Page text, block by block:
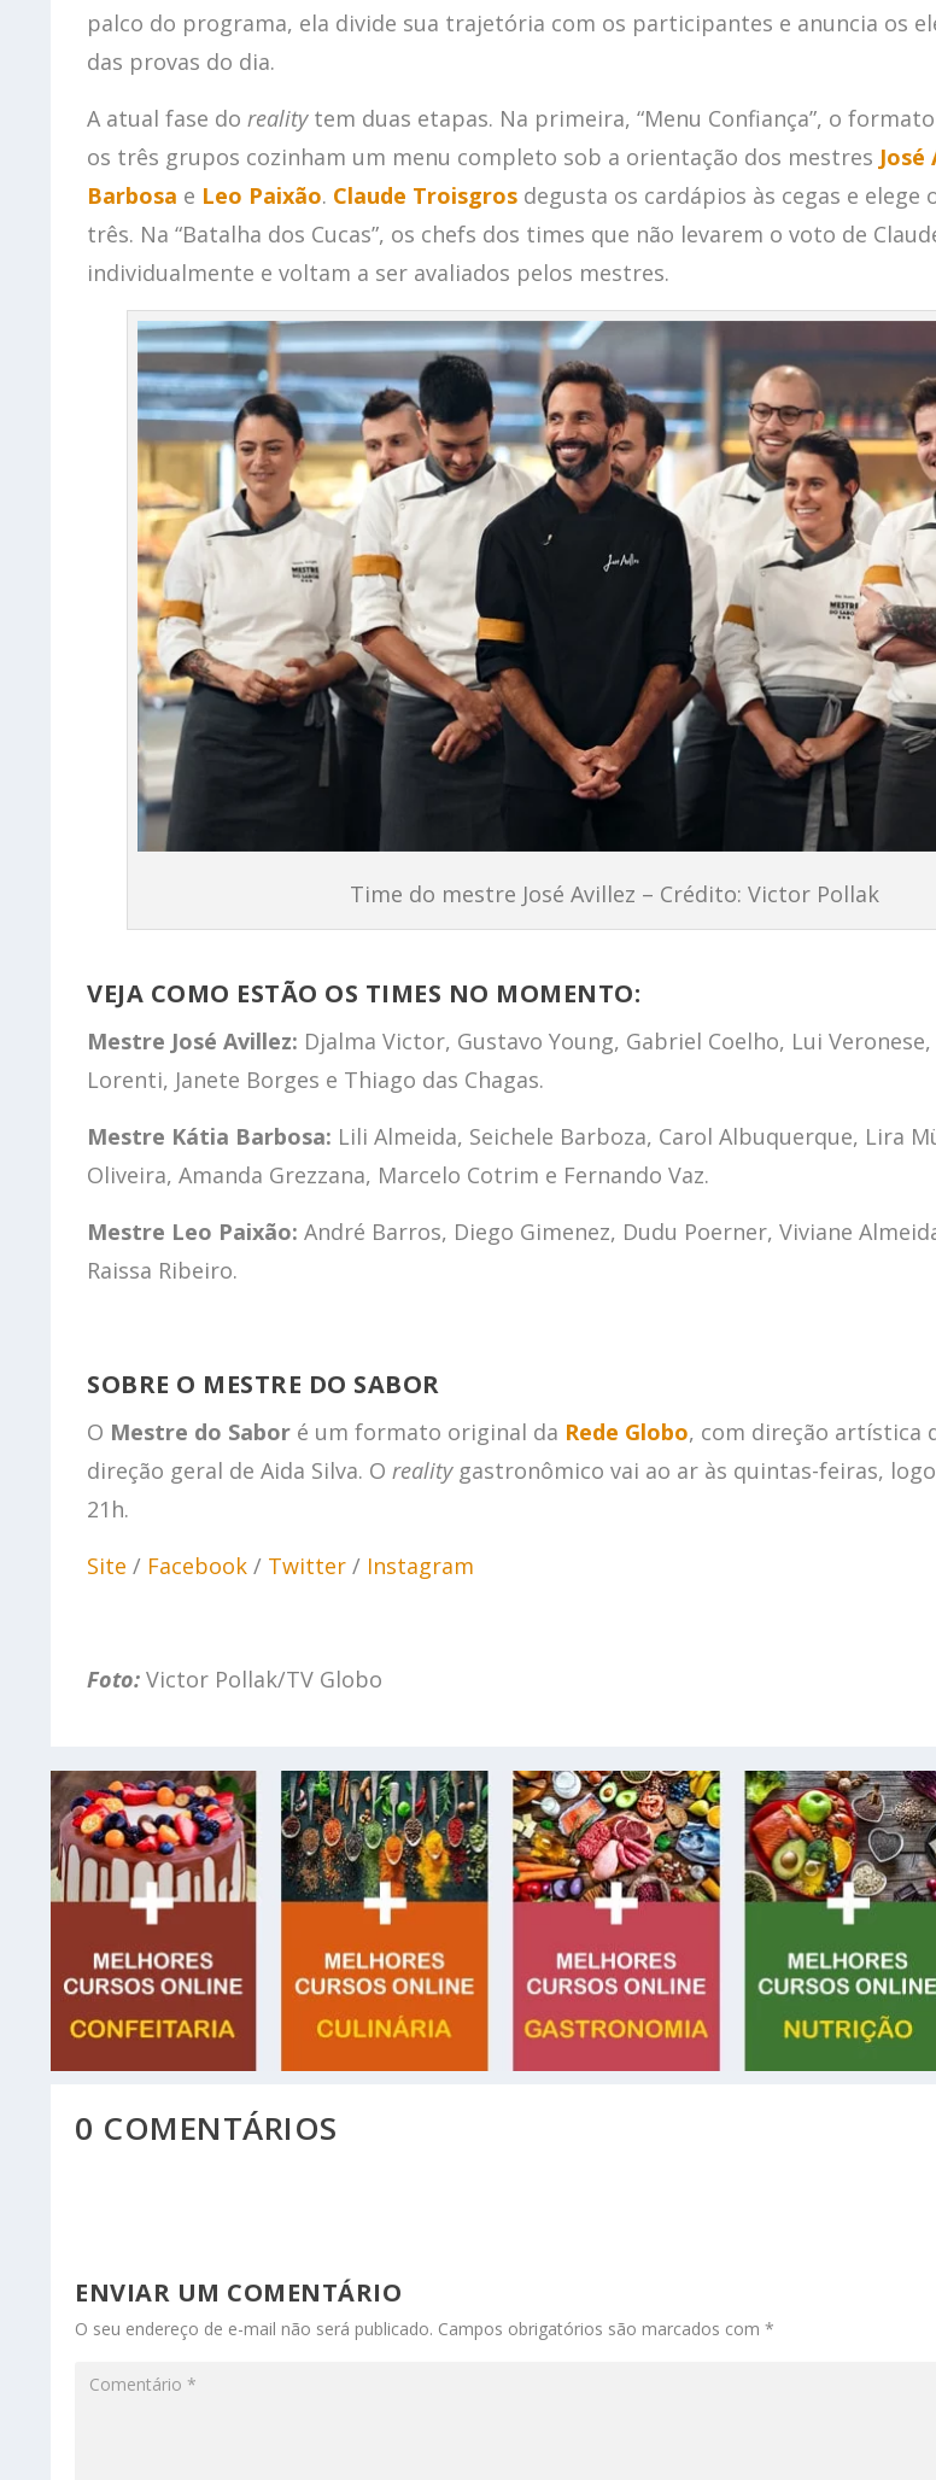
palco do programa, ela divide sua trajetória com os participantes e anuncia os
das provas do dia.
A atual fase do realitytem duas etapas. Na primeira, “Menu Confiança”, o
os três grupos cozinham um menu completo sob a orientação dos mestres José
Barbosa e Leo Paixão. Claude Troisgros degusta os cardápios às cegas e elege
três. Na “Batalha dos Cucas”, os chefs dos times que não levarem o voto de
individualmente e voltam a ser avaliados pelos mestres.
Time do mestre José Avillez – Crédito: Victor Pollak
VEJA COMO ESTÃO OS TIMES NO MOMENTO:
Mestre José Avillez: Djalma Victor, Gustavo Young, Gabriel Coelho, Lui Veronese,
Lorenti, Janete Borges e Thiago das Chagas.
Mestre Kátia Barbosa: Lili Almeida, Seichele Barboza, Carol Albuquerque, Lira
Oliveira, Amanda Grezzana, Marcelo Cotrim e Fernando Vaz.
Mestre Leo Paixão: André Barros, Diego Gimenez, Dudu Poerner, Viviane
Raissa Ribeiro.
SOBRE O MESTRE DO SABOR
O Mestre do Sabor é um formato original da Rede Globo, com direção artística
direção geral de Aida Silva. O realitygastronômico vai ao ar às quintas-feiras,
21h.
Site / Facebook / Twitter / Instagram
Foto: Victor Pollak/TV Globo
0 COMENTÁRIOS
ENVIAR UM COMENTÁRIO
O seu endereço de e-mail não será publicado. Campos obrigatórios são marcados com *